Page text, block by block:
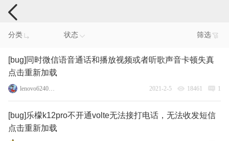
手机反馈
分类 状态 筛选
[bug]同时微信语音通话和播放视频或者听歌声音卡顿失真
点击重新加载
lenovo62402436 2021-2-5 18461 1
[bug]乐檬k12pro不开通volte无法接打电话，无法收发短信
点击重新加载